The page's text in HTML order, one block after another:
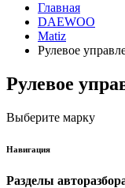
Главная
DAEWOO
Matiz
Рулевое
Рулевое
Выберите марку
Навигация
Разделы